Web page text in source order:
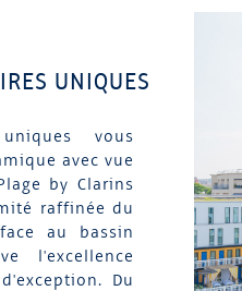
UNIQUES
vous
avec vue
by Clarins
raffinée du
au bassin
l'excellence
Du